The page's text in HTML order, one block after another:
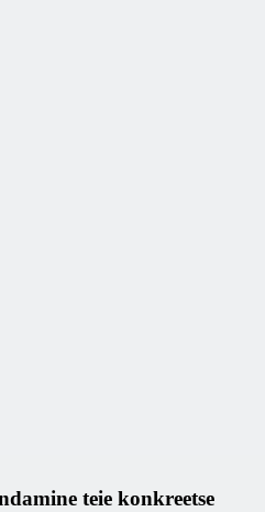
teie konkreetse